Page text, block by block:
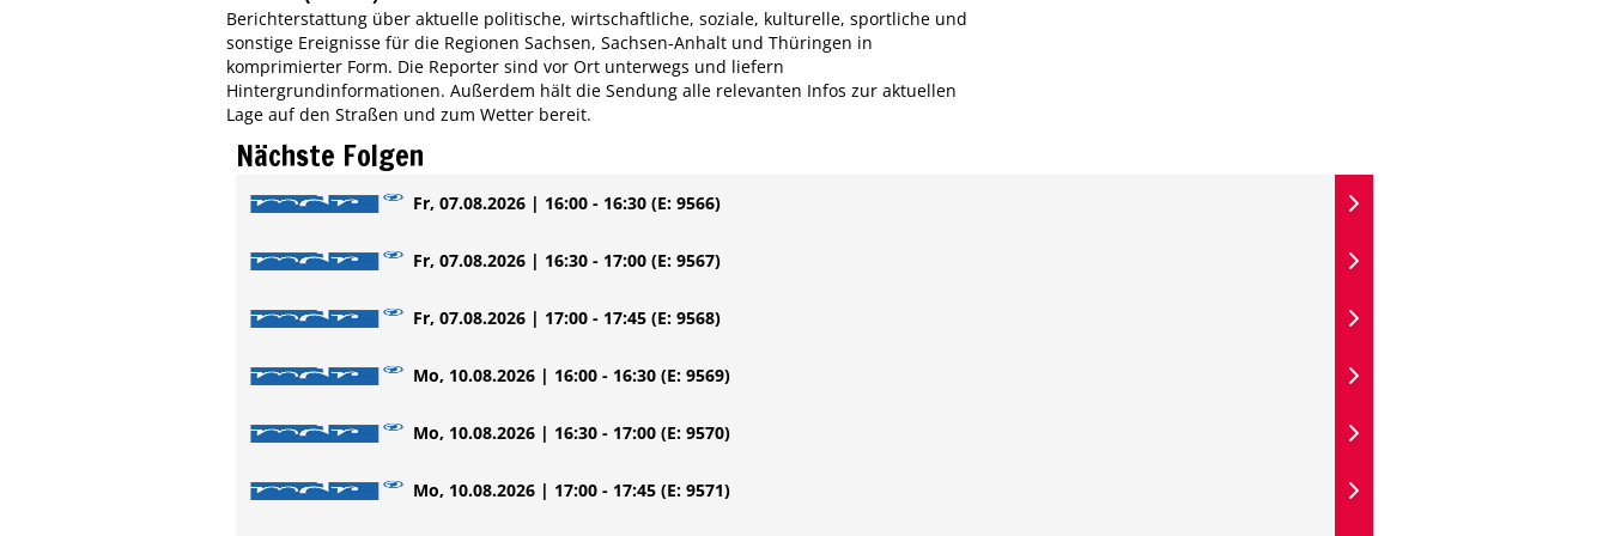
Berichterstattung über aktuelle politische, wirtschaftliche, soziale, kulturelle, sportliche und
sonstige Ereignisse für die Regionen Sachsen, Sachsen-Anhalt und Thüringen in
komprimierter Form. Die Reporter sind vor Ort unterwegs und liefern
Hintergrundinformationen. Außerdem hält die Sendung alle relevanten Infos zur aktuellen
Lage auf den Straßen und zum Wetter bereit.
Nächste Folgen
Fr, 07.08.2026 | 16:00 - 16:30 (E: 9566)
Fr, 07.08.2026 | 16:30 - 17:00 (E: 9567)
Fr, 07.08.2026 | 17:00 - 17:45 (E: 9568)
Mo, 10.08.2026 | 16:00 - 16:30 (E: 9569)
Mo, 10.08.2026 | 16:30 - 17:00 (E: 9570)
Mo, 10.08.2026 | 17:00 - 17:45 (E: 9571)